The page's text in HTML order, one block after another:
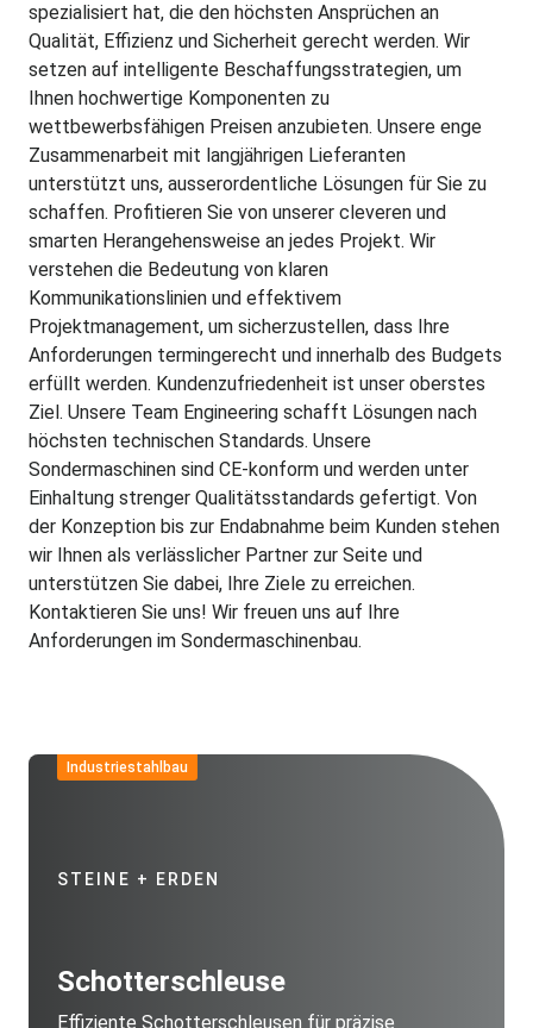
spezialisiert hat, die den höchsten Ansprüchen an
Qualität, Effizienz und Sicherheit gerecht werden. Wir
setzen auf intelligente Beschaffungsstrategien, um
Ihnen hochwertige Komponenten zu
wettbewerbsfähigen Preisen anzubieten. Unsere enge
Zusammenarbeit mit langjährigen Lieferanten
unterstützt uns, ausserordentliche Lösungen für Sie zu
schaffen. Profitieren Sie von unserer cleveren und
smarten Herangehensweise an jedes Projekt. Wir
verstehen die Bedeutung von klaren
Kommunikationslinien und effektivem
Projektmanagement, um sicherzustellen, dass Ihre
Anforderungen termingerecht und innerhalb des Budgets
erfüllt werden. Kundenzufriedenheit ist unser oberstes
Ziel. Unsere Team Engineering schafft Lösungen nach
höchsten technischen Standards. Unsere
Sondermaschinen sind CE-konform und werden unter
Einhaltung strenger Qualitätsstandards gefertigt. Von
der Konzeption bis zur Endabnahme beim Kunden stehen
wir Ihnen als verlässlicher Partner zur Seite und
unterstützen Sie dabei, Ihre Ziele zu erreichen.
Kontaktieren Sie uns! Wir freuen uns auf Ihre
Anforderungen im Sondermaschinenbau.
Industriestahlbau
STEINE + ERDEN
Schotterschleuse
Effiziente Schotterschleusen für präzise